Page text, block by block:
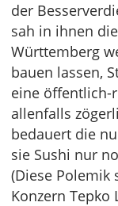
der
sah in ihnen
Württemberg
bauen lassen,
eine öffentlich-
allenfalls
bedauert die
sie Sushi nur
(Diese Polemik
Konzern